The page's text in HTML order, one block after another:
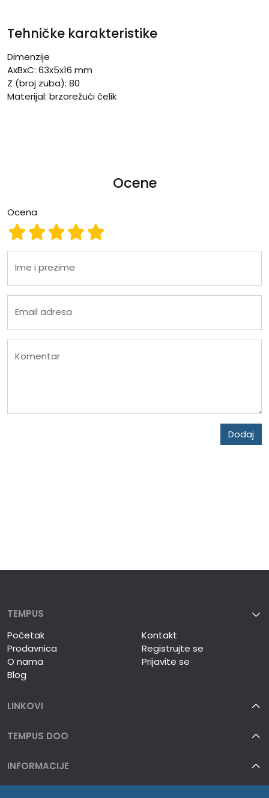
Tehničke karakteristike
Dimenzije
AxBxC: 63x5x16 mm
Z (broj zuba): 80
Materijal: brzorežući čelik
Ocene
Ocena
Ocena 5
Ocena 4
Ocena 3
Ocena 2
Ocena 1
Ime i prezime
Email adresa
Komentar
Dodaj
TEMPUS
Početak
Prodavnica
O nama
Blog
Kontakt
Registrujte se
Prijavite se
LINKOVI
TEMPUS DOO
INFORMACIJE